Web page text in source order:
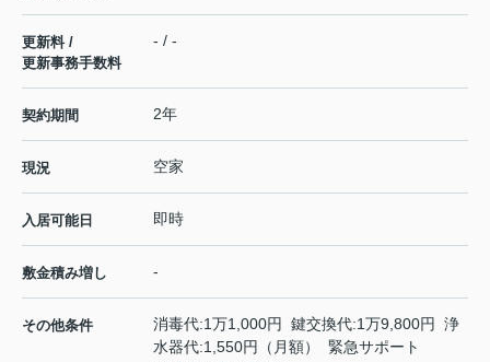
更新料 /
更新事務手数料
- / -
契約期間 2年
現況 空家
入居可能日 即時
敷金積み増し -
その他条件
消毒代:1万1,000円 鍵交換代:1万9,800円 浄
水器代:1,550円（月額） 緊急サポート